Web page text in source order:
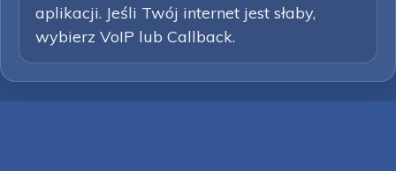
aplikacji. Jeśli Twój internet jest słaby,
wybierz VoIP lub Callback.